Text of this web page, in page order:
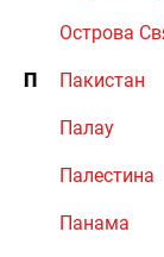
Острова
П Пакистан
Палау
Палестина
Панама